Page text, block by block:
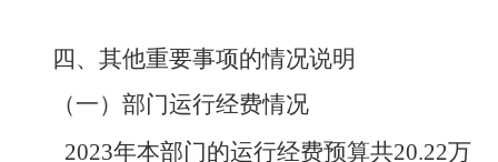
四、其他重要事项的情况说明
（一）部门运行经费情况
2023年本部门的运行经费预算共20.22万